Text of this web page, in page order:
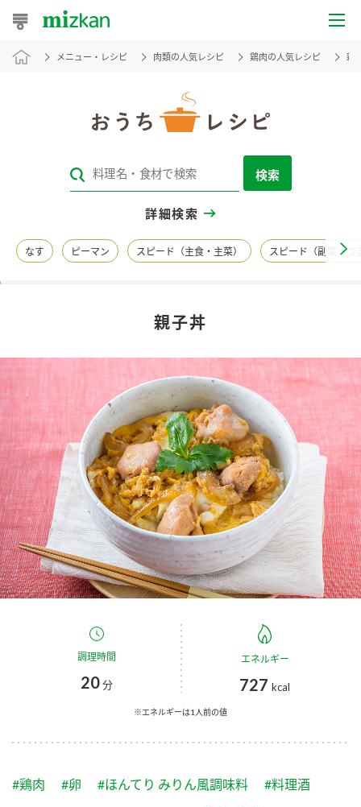
おうちレシピ
レシピカテゴリ一覧
レシピ名特集
調味酢
お酢ドリンク ぽん酢
みりん風・料理酒 鍋用調味料
スープ 中華
新商品一覧
キャンペーン情報
ブランド・スペシャルサイト
ブランド・スペシャルサイト トップ
商品ブランドサイト
Fibee（ファイビー）
カンタン酢
お酢ドリンク
かおりの蔵
つゆ
企業情報
国内事業概要
ミツカングループについて
企業理念
ミツカンを知る
水の文化センター（アーカイブ）
メニュー・レシピ 肉類の人気レシピ 鶏肉の人気レシピ 親
検索
詳細検索
なす ピーマン スピード（主食・主菜） スピード（副菜・つ
親子丼
調理時間
20分
エネルギー
727 kcal
※エネルギーは1人前の値
#鶏肉 #卵 #ほんてり みりん風調味料 #料理酒